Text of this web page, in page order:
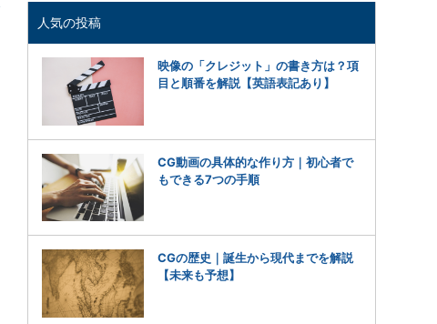
人気の投稿
映像の「クレジット」の書き方は？項
目と順番を解説【英語表記あり】
CG動画の具体的な作り方｜初心者で
もできる7つの手順
CGの歴史｜誕生から現代までを解説
【未来も予想】